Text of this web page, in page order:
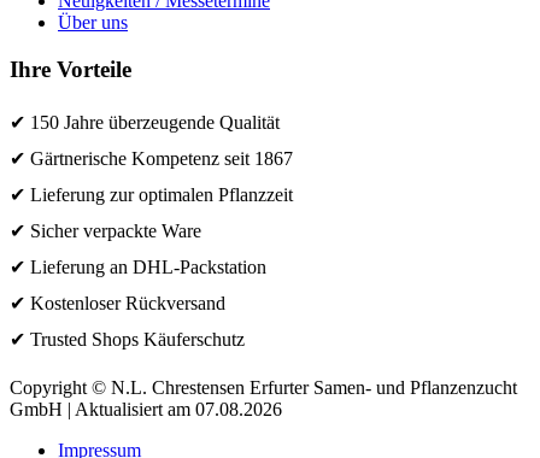
Über uns
Ihre Vorteile
✔ 150 Jahre überzeugende Qualität
✔ Gärtnerische Kompetenz seit 1867
✔ Lieferung zur optimalen Pflanzzeit
✔ Sicher verpackte Ware
✔ Lieferung an DHL-Packstation
✔ Kostenloser Rückversand
✔ Trusted Shops Käuferschutz
Copyright © N.L. Chrestensen Erfurter Samen- und Pflanzenzucht
GmbH | Aktualisiert am 07.08.2026
Impressum